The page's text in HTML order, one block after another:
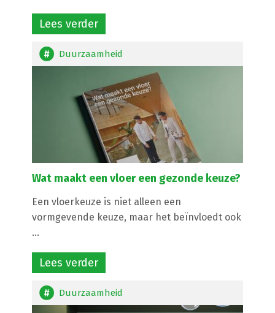
Lees verder
Duurzaamheid
Wat maakt een vloer een gezonde keuze?
Een vloerkeuze is niet alleen een
vormgevende keuze, maar het beïnvloedt ook
...
Lees verder
Duurzaamheid